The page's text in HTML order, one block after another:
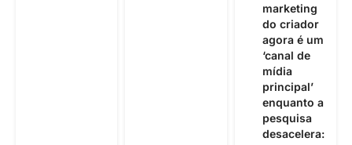
marketing
do criador
agora é um
‘canal de
mídia
principal’
enquanto a
pesquisa
desacelera: